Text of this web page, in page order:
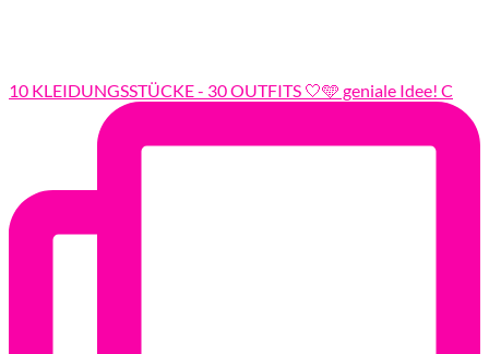
10 KLEIDUNGSSTÜCKE - 30 OUTFITS 🤍🩵 geniale Idee! C